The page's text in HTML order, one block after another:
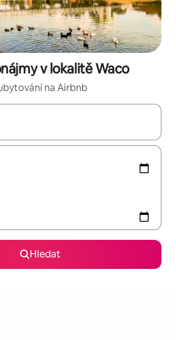
v lokalitě Waco
na Airbnb
k dispozici, můžeš si je procházet pomocí
Hledat